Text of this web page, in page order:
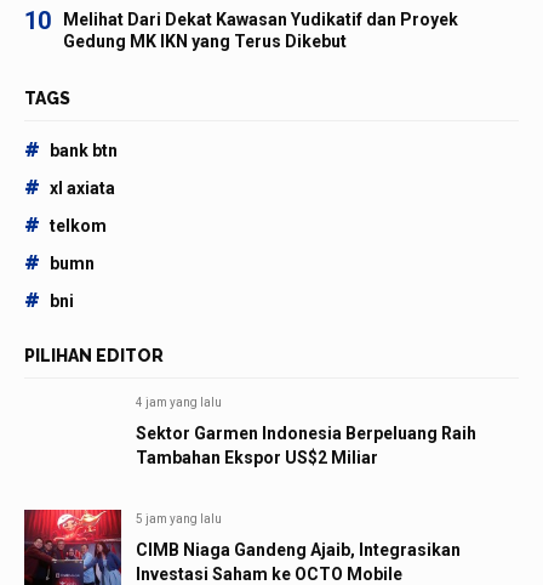
10
Melihat Dari Dekat Kawasan Yudikatif dan Proyek
Gedung MK IKN yang Terus Dikebut
TAGS
# bank btn
# xl axiata
# telkom
# bumn
# bni
PILIHAN EDITOR
4 jam yang lalu
Sektor Garmen Indonesia Berpeluang Raih
Tambahan Ekspor US$2 Miliar
5 jam yang lalu
CIMB Niaga Gandeng Ajaib, Integrasikan
Investasi Saham ke OCTO Mobile